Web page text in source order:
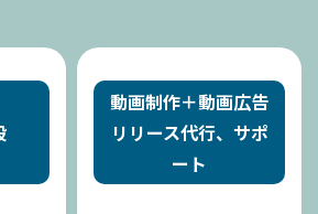
動画制作＋動画広告
リリース代行、サポ
ート